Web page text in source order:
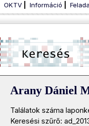
OKTV Információ
Arany Dániel
Találatok száma
Keresési szűrő: